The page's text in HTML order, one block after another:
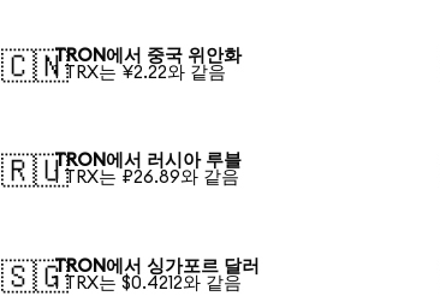
🇨🇳TRON에서 중국 위안화
1 TRX는 ¥2.22와 같음
🇷🇺TRON에서 러시아 루블
1 TRX는 ₽26.89와 같음
🇸🇬TRON에서 싱가포르 달러
1 TRX는 $0.4212와 같음